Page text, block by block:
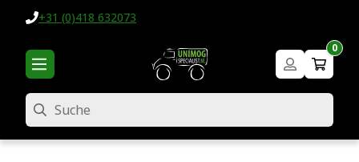
+31 (0)418 632073
0
Suche